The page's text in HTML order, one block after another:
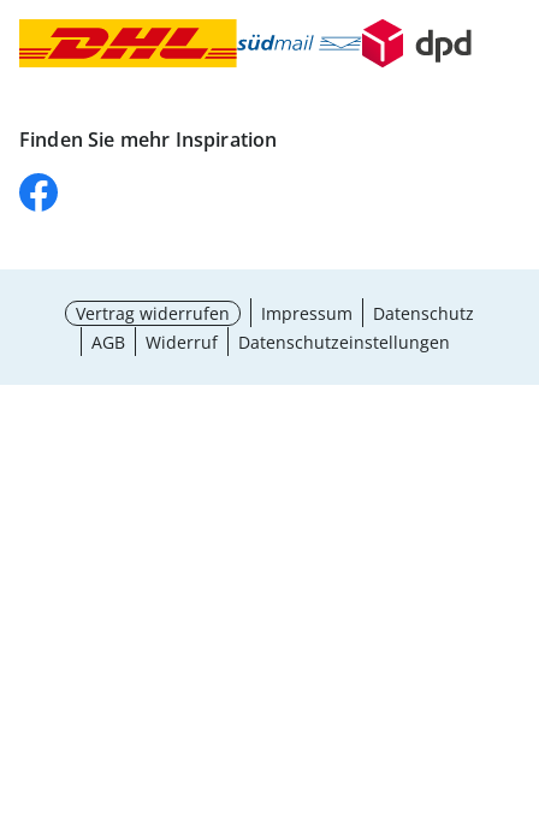
Finden Sie mehr Inspiration
Vertrag widerrufen Impressum
Datenschutz
AGB
Widerruf Datenschutzeinstellungen